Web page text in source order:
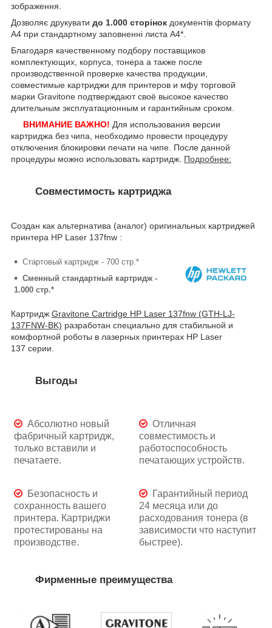
зображення.
Дозволяє друкувати до 1.000 сторінок документів формату
А4 при стандартному заповненні листа А4*.
Благодаря качественному подбору поставщиков
комплектующих, корпуса, тонера а также после
производственной проверке качества продукции,
совместимые картриджи для принтеров и мфу торговой
марки Gravitone подтверждают своё высокое качество
длительным эксплуатационным и гарантийным сроком.
ВНИМАНИЕ ВАЖНО! Для использования версии
картриджа без чипа, необходимо провести процедуру
отключения блокировки печати на чипе. После данной
процедуры можно использовать картридж. Подробнее:
Совместимость картриджа
Создан как альтернатива (аналог) оригинальных картриджей
принтера HP Laser 137fnw :
Стартовый картридж - 700 стр.*
Сменный стандартный картридж -
1.000 стр.*
Картридж Gravitone Cartridge HP Laser 137fnw (GTH-LJ-
137FNW-BK) разработан специально для стабильной и
комфортной роботы в лазерных принтерах HP Laser
137 серии.
Выгоды
Абсолютно новый
фабричный картридж,
только вставили и
печатаете.
Безопасность и
сохранность вашего
принтера. Картриджи
протестированы на
производстве.
Отличная
совместимость и
работоспособность
печатающих устройств.
Гарантийный период
24 месяца или до
расходования тонера (в
зависимости что наступит
быстрее).
Фирменные преимущества